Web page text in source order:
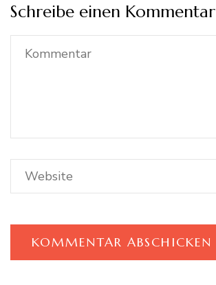
Schreibe einen Kommentar